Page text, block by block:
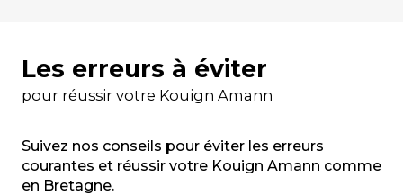
Les erreurs à éviter
pour réussir votre Kouign Amann
Suivez nos conseils pour éviter les erreurs
courantes et réussir votre Kouign Amann comme
en Bretagne.